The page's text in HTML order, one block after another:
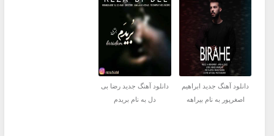
دانلود آهنگ جدید ابراهیم
اصغرپور به نام بیراهه
دانلود آهنگ جدید رضا بی
دل به نام بریدم